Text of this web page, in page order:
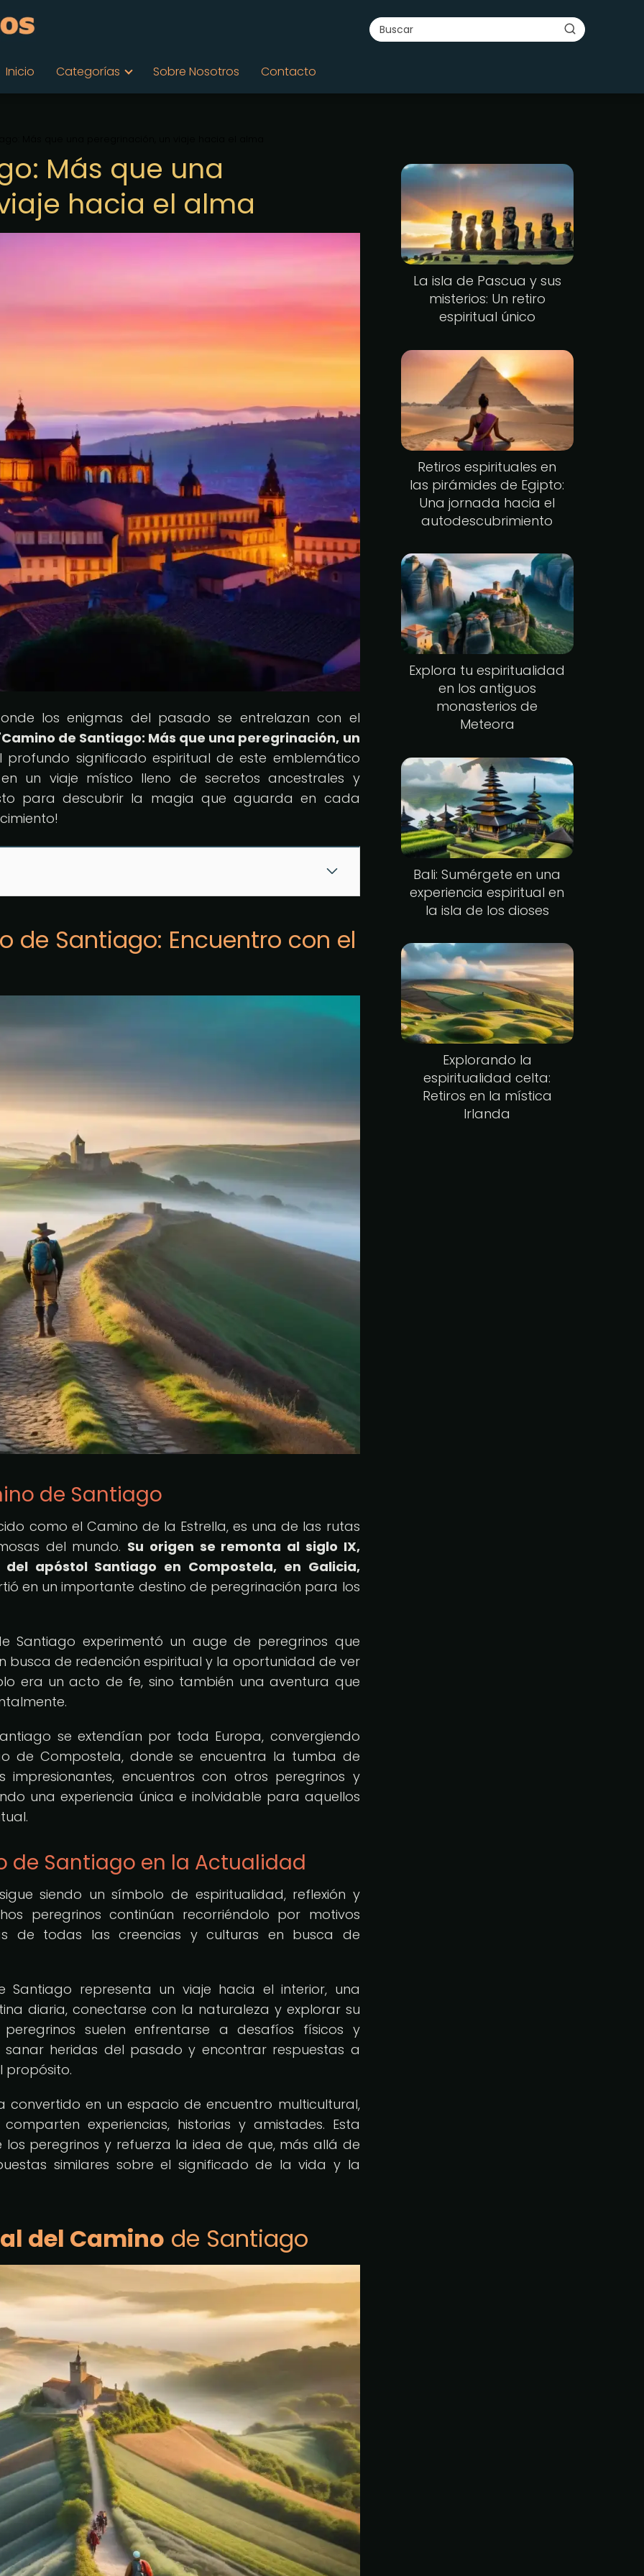
Inicio Categorías Sobre Nosotros Contacto
Más que una
hacia el alma
los enigmas del pasado se entrelazan con el
Camino de Santiago: Más que una peregrinación, un
profundo significado espiritual de este emblemático
un viaje místico lleno de secretos ancestrales y
para descubrir la magia que aguarda en cada
de Santiago: Encuentro con el
de Santiago
como el Camino de la Estrella, es una de las rutas
del mundo. Su origen se remonta al siglo IX,
apóstol Santiago en Compostela, en Galicia,
en un importante destino de peregrinación para los
Santiago experimentó un auge de peregrinos que
busca de redención espiritual y la oportunidad de ver
era un acto de fe, sino también una aventura que
se extendían por toda Europa, convergiendo
de Compostela, donde se encuentra la tumba de
encuentros con otros peregrinos y
una experiencia única e inolvidable para aquellos
de Santiago en la Actualidad
siendo un símbolo de espiritualidad, reflexión y
peregrinos continúan recorriéndolo por motivos
de todas las creencias y culturas en busca de
Santiago representa un viaje hacia el interior, una
diaria, conectarse con la naturaleza y explorar su
suelen enfrentarse a desafíos físicos y
sanar heridas del pasado y encontrar respuestas a
propósito.
convertido en un espacio de encuentro multicultural,
experiencias, historias y amistades. Esta
los peregrinos y refuerza la idea de que, más allá de
similares sobre el significado de la vida y la
del Camino de Santiago
La isla de Pascua y sus
misterios: Un retiro
espiritual único
Retiros espirituales en
las pirámides de Egipto:
Una jornada hacia el
autodescubrimiento
Explora tu espiritualidad
en los antiguos
monasterios de
Meteora
Bali: Sumérgete en una
experiencia espiritual en
la isla de los dioses
Explorando la
espiritualidad celta:
Retiros en la mística
Irlanda